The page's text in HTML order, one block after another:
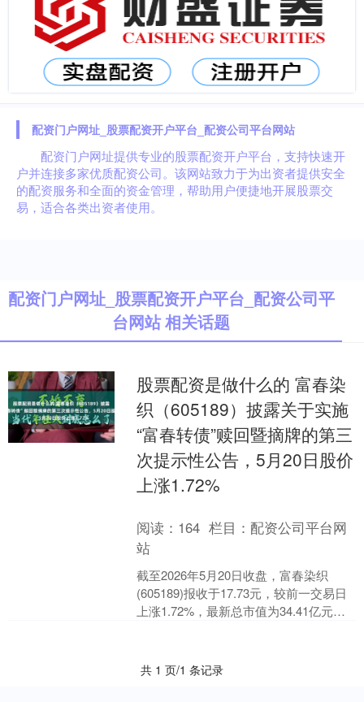
配资门户网址_股票配资开户平台_配资公司平台网站
配资门户网址提供专业的股票配资开户平台，支持快速开
户并连接多家优质配资公司。该网站致力于为出资者提供安全
的配资服务和全面的资金管理，帮助用户便捷地开展股票交
易，适合各类出资者使用。
配资门户网址_股票配资开户平台_配资公司平
台网站 相关话题
股票配资是做什么的 富春染
织（605189）披露关于实施
“富春转债”赎回暨摘牌的第三
次提示性公告，5月20日股价
上涨1.72%
阅读： 164 栏目：配资公司平台网
站
截至2026年5月20日收盘，富春染织
(605189)报收于17.73元，较前一交易日
上涨1.72%，最新总市值为34.41亿元。
共 1 页/1 条记录